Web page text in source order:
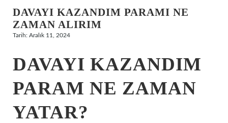
Hakkımızda
DAVAYI KAZANDIM PARAMI NE
ZAMAN ALIRIM
Tarih: Aralık 11, 2024
DAVAYI KAZANDIM
PARAM NE ZAMAN
YATAR?